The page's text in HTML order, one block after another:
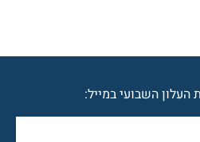
השבועי במייל: